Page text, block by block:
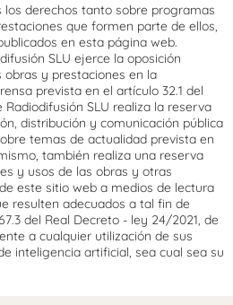
derechos tanto sobre programas
que formen parte de ellos,
en esta página web.
SLU ejerce la oposición
y prestaciones en la
prevista en el artículo 32.1 del
Radiodifusión SLU realiza la reserva
distribución y comunicación pública
temas de actualidad prevista en
también realiza una reserva
y usos de las obras y otras
este sitio web a medios de lectura
resulten adecuados a tal fin de
del Real Decreto - ley 24/2021, de
a cualquier utilización de sus
inteligencia artificial, sea cual sea su